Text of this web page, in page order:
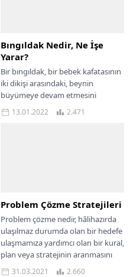
Bıngıldak Nedir, Ne İşe
Yarar?
Bir bıngıldak, bir bebek kafatasının
iki dikişi arasındaki, beynin
büyümeye devam etmesini
sağlayan bir boşluktur. İnsan
kafatasında başın üst kısmında,...
13.01.2022 2.471
Problem Çözme Stratejileri
Problem çözme nedir, hâlihazırda
ulaşılmaz durumda olan bir hedefe
ulaşmamıza yardımcı olan bir kural,
plan veya stratejinin aranmasını
gerektirir. Sezgisel...
31.03.2021 2.660